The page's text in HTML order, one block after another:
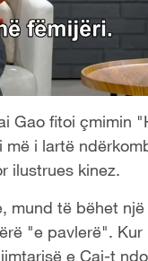
Gao fitoi çmimin
i lartë
ilustrues kinez.
mund të bëhet
"e pavlerë".
e Cai-t